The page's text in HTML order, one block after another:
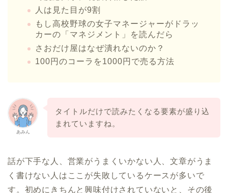
人は見た目が9割
もし高校野球の女子マネージャーがドラッ
カーの「マネジメント」を読んだら
さおだけ屋はなぜ潰れないのか？
100円のコーラを1000円で売る方法
あみん
タイトルだけで読みたくなる要素が盛り込
まれていますね。
話が下手な人、営業がうまくいかない人、文章がうま
く書けない人はここが失敗しているケースが多いで
す。初めにきちんと興味付けされていないと、その後